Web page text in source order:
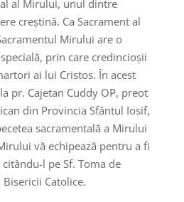
al Mirului, unul dintre
creștină. Ca Sacrament al
Mirului are o
prin care credincioșii
ai lui Cristos. În acest
pr. Cajetan Cuddy OP, preot
din Provincia Sfântul Iosif,
sacramentală a Mirului
vă echipează pentru a fi
l pe Sf. Toma de
Catolice.